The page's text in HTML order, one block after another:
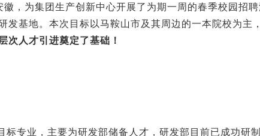
，为集团生产创新中心开展了为期一周的春季校园招
基地。本次目标以马鞍山市及其周边的一本院校为主
次人才引进奠定了基础！
专业，主要为研发部储备人才，研发部目前已成功研